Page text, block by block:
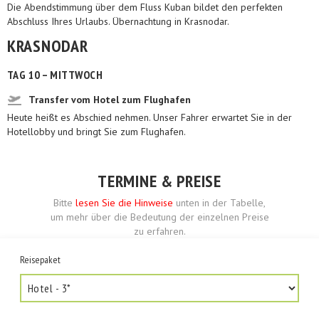
Die Abendstimmung über dem Fluss Kuban bildet den perfekten
Abschluss Ihres Urlaubs. Übernachtung in Krasnodar.
KRASNODAR
TAG 10 – MITTWOCH
Transfer vom Hotel zum Flughafen
Heute heißt es Abschied nehmen. Unser Fahrer erwartet Sie in der
Hotellobby und bringt Sie zum Flughafen.
TERMINE & PREISE
Bitte lesen Sie die Hinweise unten in der Tabelle,
um mehr über die Bedeutung der einzelnen Preise
zu erfahren.
Reisepaket